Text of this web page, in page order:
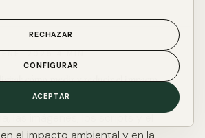
2025·4 MIN
cómo medir y reducir el impacto
las imágenes, los scripts y el
el impacto ambiental y en la
RECHAZAR
CONFIGURAR
ACEPTAR